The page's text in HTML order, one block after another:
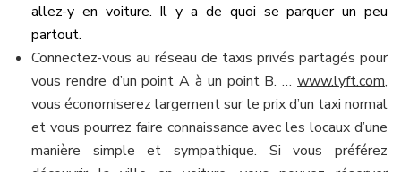
allez-y en voiture. Il y a de quoi se parquer un peu
partout.
Connectez-vous au réseau de taxis privés partagés pour
vous rendre d’un point A à un point B. … www.lyft.com,
vous économiserez largement sur le prix d’un taxi normal
et vous pourrez faire connaissance avec les locaux d’une
manière simple et sympathique. Si vous préférez